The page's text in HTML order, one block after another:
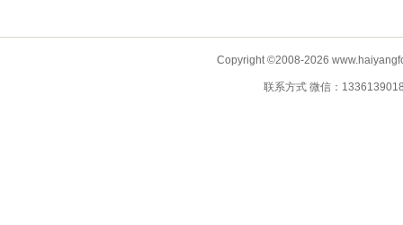
Copyright ©2008-2026
联系方式 微信：